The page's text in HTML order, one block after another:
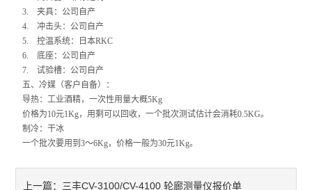
熔融指数测定仪
电子产品类仪器
橡塑胶类仪器
线缆/线材类仪器
筛分机
3.
夹具：公司自产
4.
冲击头：公司自产
5.
控温系统：日本RKC
6.
底座：公司自产
7.
试验槽：公司自产
五、冷媒（客户自备）：
导热：工业酒精，一次性用量大概5Kg
价格为10元1Kg，用剩可以回收，一个批次测试估计会消耗0.5KG。
制冷：干冰
一个批次要用到3～6Kg，价格一般为30元1Kg。
上一篇： 三丰CV-3100/CV-4100 轮廊测量仪报价单